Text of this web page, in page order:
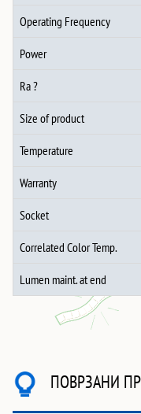
Operating Frequency
Power
Ra ?
Size of product
Temperature
Warranty
Socket
Correlated Color Temp.
Lumen maint. at end
ПОВРЗАНИ